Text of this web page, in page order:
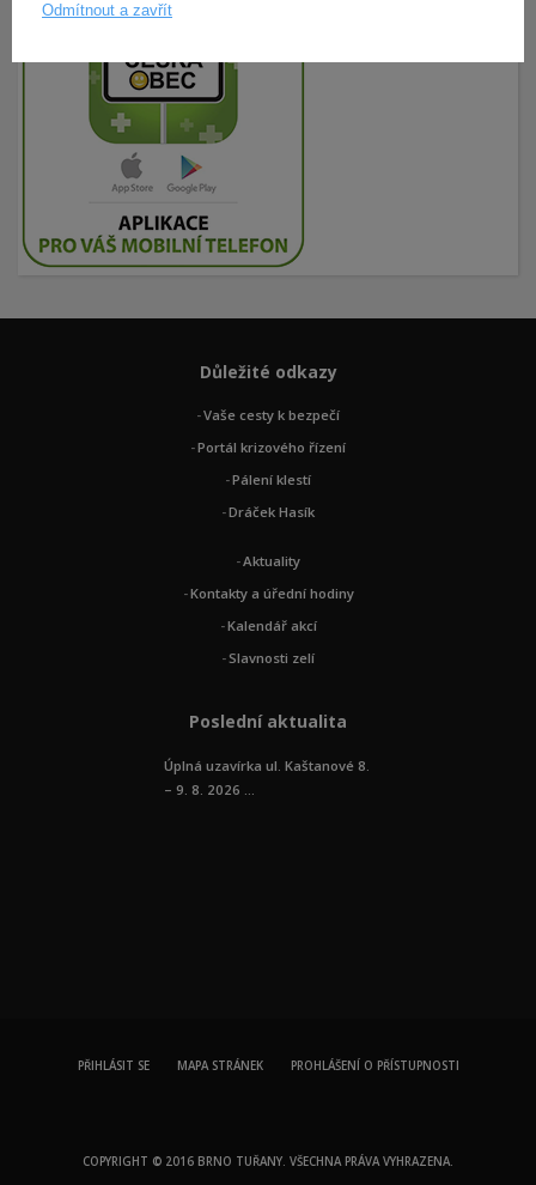
Odmítnout a zavřít
Důležité odkazy
Vaše cesty k bezpečí
Portál krizového řízení
Pálení klestí
Dráček Hasík
Aktuality
Kontakty a úřední hodiny
Kalendář akcí
Slavnosti zelí
Poslední aktualita
Úplná uzavírka ul. Kaštanové 8.
– 9. 8. 2026 ...
PŘIHLÁSIT SE MAPA STRÁNEK PROHLÁŠENÍ O PŘÍSTUPNOSTI
COPYRIGHT © 2016 BRNO TUŘANY. VŠECHNA PRÁVA VYHRAZENA.